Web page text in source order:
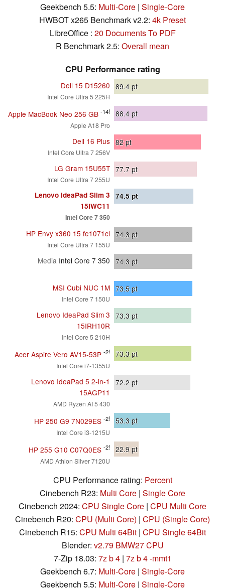
Geekbench 5.5: Multi-Core | Single-Core
HWBOT x265 Benchmark v2.2: 4k Preset
LibreOffice : 20 Documents To PDF
R Benchmark 2.5: Overall mean
CPU Performance rating
Dell 15 D15260
Intel Core Ultra 5 225H
89.4 pt
Apple MacBook Neo 256 GB -14!
Apple A18 Pro
88.4 pt
Dell 16 Plus
Intel Core Ultra 7 256V
82 pt
LG Gram 15U55T
Intel Core Ultra 7 255U
77.7 pt
Lenovo IdeaPad Slim 3
15IWC11
Intel Core 7 350
74.5 pt
HP Envy x360 15 fe1071cl
Intel Core Ultra 7 155U
74.3 pt
Media Intel Core 7 350 74.3 pt
MSI Cubi NUC 1M
Intel Core 7 150U
73.5pt
Lenovo IdeaPad Slim 3
15IRH10R
Intel Core 5 210H
73.3 pt
Acer Aspire Vero AV15-53P -2!
Intel Core i7-1355U
73.3 pt
Lenovo IdeaPad 5 2-in-1
15AGP11
AMD Ryzen AI 5 430
72.2 pt
HP 250 G9 7N029ES -2!
Intel Core i3-1215U
53.3 pt
HP 255 G10 C07Q0ES -2!
AMD Athlon Silver 7120U
22.9 pt
CPU Performance rating: Percent
Cinebench R23: Multi Core | Single Core
Cinebench 2024: CPU Single Core | CPU Multi Core
Cinebench R20: CPU (Multi Core) | CPU (Single Core)
Cinebench R15: CPU Multi 64Bit | CPU Single 64Bit
Blender: v2.79 BMW27 CPU
7-Zip 18.03: 7z b 4| 7z b 4 -mmt1
Geekbench 6.7: Multi-Core | Single-Core
Geekbench 5.5: Multi-Core | Single-Core